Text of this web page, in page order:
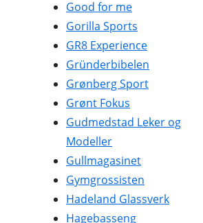
Good for me
Gorilla Sports
GR8 Experience
Gründerbibelen
Grønberg Sport
Grønt Fokus
Gudmedstad Leker og
Modeller
Gullmagasinet
Gymgrossisten
Hadeland Glassverk
Hagebasseng